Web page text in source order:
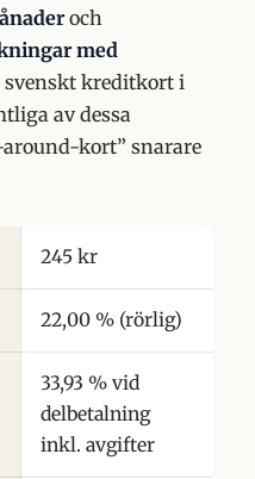
och
med
svenskt kreditkort i
av dessa
kort” snarare
245 kr
22,00 % (rörlig)
33,93 % vid
delbetalning
inkl. avgifter